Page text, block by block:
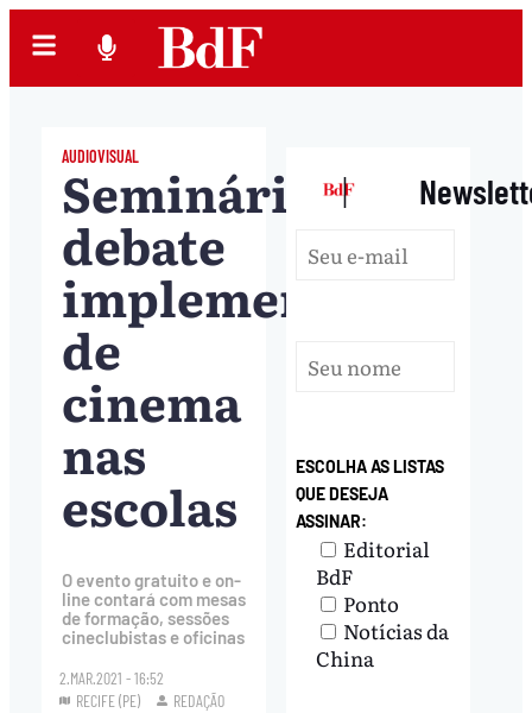
AUDIOVISUAL
Seminário
debate
implementação
de
cinema
nas
escolas
O evento gratuito e on-
line contará com mesas
de formação, sessões
cineclubistas e oficinas
2.MAR.2021 - 16:52
RECIFE (PE)
REDAÇÃO
|
ESCOLHA AS LISTAS
QUE DESEJA
ASSINAR:
Editorial
BdF
Ponto
Notícias da
China